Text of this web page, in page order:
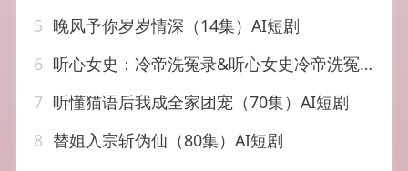
5 晚风予你岁岁情深（14集）AI短剧
6 听心女史：冷帝洗冤录&听心女史冷帝洗冤录（31集）AI短剧
7 听懂猫语后我成全家团宠（70集）AI短剧
8 替姐入宗斩伪仙（80集）AI短剧